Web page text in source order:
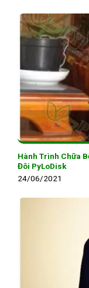
Hành Trình Chữa
Đôi PyLoDisk
24/06/2021